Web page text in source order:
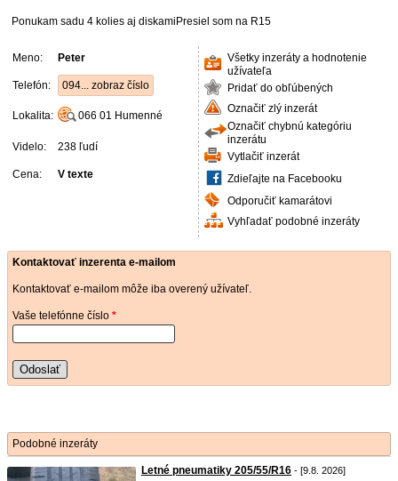
Ponukam sadu 4 kolies aj diskamiPresiel som na R15
Meno: Peter
Telefón: 094... zobraz číslo
Lokalita: 066 01 Humenné
Videlo: 238 ľudí
Cena: V texte
Všetky inzeráty a hodnotenie
užívateľa
Pridať do obľúbených
Označiť zlý inzerát
Označiť chybnú kategóriu
inzerátu
Vytlačiť inzerát
Zdieľajte na Facebooku
Odporučiť kamarátovi
Vyhľadať podobné inzeráty
Kontaktovať inzerenta e-mailom
Kontaktovať e-mailom môže iba overený užívateľ.
Vaše telefónne číslo *
Odoslať
Podobné inzeráty
Letné pneumatiky 205/55/R16 - [9.8. 2026]